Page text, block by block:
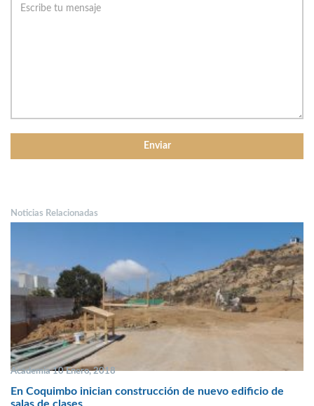
Noticias Relacionadas
Academia 10 Enero, 2018
En Coquimbo inician construcción de nuevo edificio de